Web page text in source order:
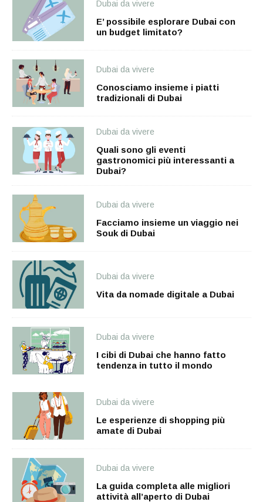
Dubai da vivere
E’ possibile esplorare Dubai con
un budget limitato?
Dubai da vivere
Conosciamo insieme i piatti
tradizionali di Dubai
Dubai da vivere
Quali sono gli eventi
gastronomici più interessanti a
Dubai?
Dubai da vivere
Facciamo insieme un viaggio nei
Souk di Dubai
Dubai da vivere
Vita da nomade digitale a Dubai
Dubai da vivere
I cibi di Dubai che hanno fatto
tendenza in tutto il mondo
Dubai da vivere
Le esperienze di shopping più
amate di Dubai
Dubai da vivere
La guida completa alle migliori
attività all’aperto di Dubai